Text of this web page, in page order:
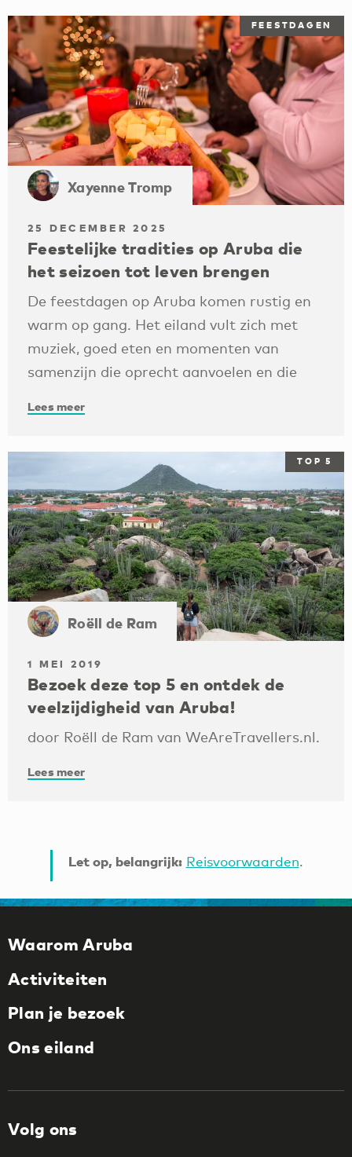
FEESTDAGEN
Xayenne Tromp
25 DECEMBER 2025
Feestelijke tradities op Aruba die
het seizoen tot leven brengen
De feestdagen op Aruba komen rustig en
warm op gang. Het eiland vult zich met
muziek, goed eten en momenten van
samenzijn die oprecht aanvoelen en die
Lees meer
TOP 5
Roëll de Ram
1 MEI 2019
Bezoek deze top 5 en ontdek de
veelzijdigheid van Aruba!
door Roëll de Ram van WeAreTravellers.nl.
Lees meer
Let op, belangrijk: Reisvoorwaarden.
Waarom Aruba
Activiteiten
Plan je bezoek
Ons eiland
Volg ons